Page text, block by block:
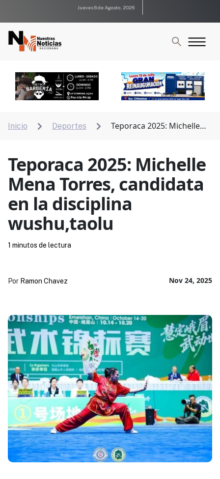
Jueves 6 de Agosto, 2026
Inicio  Deportes 
Teporaca 2025: Michelle
Teporaca 2025: Michelle
Mena Torres, candidata
en la disciplina
wushu,taolu
Nov 24, 2025
Por Ramon Chavez
1 minutos de lectura